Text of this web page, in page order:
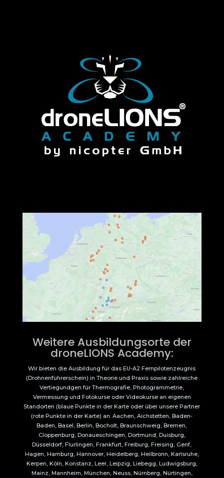
Weitere Ausbildungsorte der
droneLIONS Academy:
Wir bieten die Ausbildung für das EU-A2 Fernpilotenzeugnis
(Drohnenführerschein) in Theorie und Praxis sowie zahlreiche
Vertiegundgen für Thermografie, Photogrammetrie,
Vermessung und Fotokurse oder Videokurse an eigenen
Standorten (blaue Punkte in der Karte oder über unsere Partner
(rote Punkte in der Karte) an: Aachen, Aichstetten, Baden-
Baden, Basel, Berlin, Bocholt, Braunschweig, Bremen,
Cloppenburg, Donaueschingen, Dortmund, Duisburg,
Düsseldorf, Flurlingen, Frankfurt, Freiburg, Freising, Genf,
Hagen, Hamburg, Hannover, Heidelberg, Heilbronn, Karlsruhe,
Kerpen, Köln, Konstanz, Leer, Leipzig, Liebegg, Ludwigsburg,
Mainz, Mannheim, München, Neuss, Nürnberg, Nürtingen,